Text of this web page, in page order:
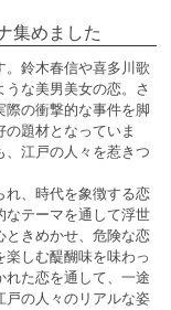
集めました
。鈴木春信や喜多川歌
な美男美女の恋。さ
際の衝撃的な事件を脚
題材となっていま
、江戸の人々を惹きつ
れ、時代を象徴する恋
なテーマを通して浮世
ときめかせ、危険な恋
しむ醍醐味を味わっ
れた恋を通して、一途
戸の人々のリアルな姿